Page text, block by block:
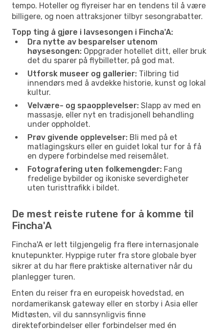
tempo. Hoteller og flyreiser har en tendens til å være
billigere, og noen attraksjoner tilbyr sesongrabatter.
Topp ting å gjøre i lavsesongen i Fincha'A:
Dra nytte av besparelser utenom
høysesongen: Oppgrader hotellet ditt, eller bruk
det du sparer på flybilletter, på god mat.
Utforsk museer og gallerier: Tilbring tid
innendørs med å avdekke historie, kunst og lokal
kultur.
Velvære- og spaopplevelser: Slapp av med en
massasje, eller nyt en tradisjonell behandling
under oppholdet.
Prøv givende opplevelser: Bli med på et
matlagingskurs eller en guidet lokal tur for å få
en dypere forbindelse med reisemålet.
Fotografering uten folkemengder: Fang
fredelige bybilder og ikoniske severdigheter
uten turisttrafikk i bildet.
De mest reiste rutene for å komme til
Fincha'A
Fincha'A er lett tilgjengelig fra flere internasjonale
knutepunkter. Hyppige ruter fra store globale byer
sikrer at du har flere praktiske alternativer når du
planlegger turen.
Enten du reiser fra en europeisk hovedstad, en
nordamerikansk gateway eller en storby i Asia eller
Midtøsten, vil du sannsynligvis finne
direkteforbindelser eller forbindelser med én